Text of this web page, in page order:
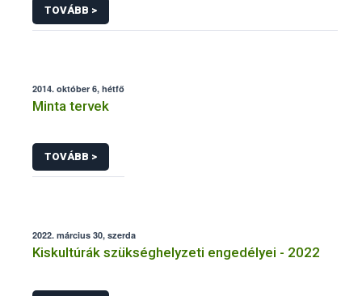
TOVÁBB >
2014. október 6, hétfő
Minta tervek
TOVÁBB >
2022. március 30, szerda
Kiskultúrák szükséghelyzeti engedélyei - 2022